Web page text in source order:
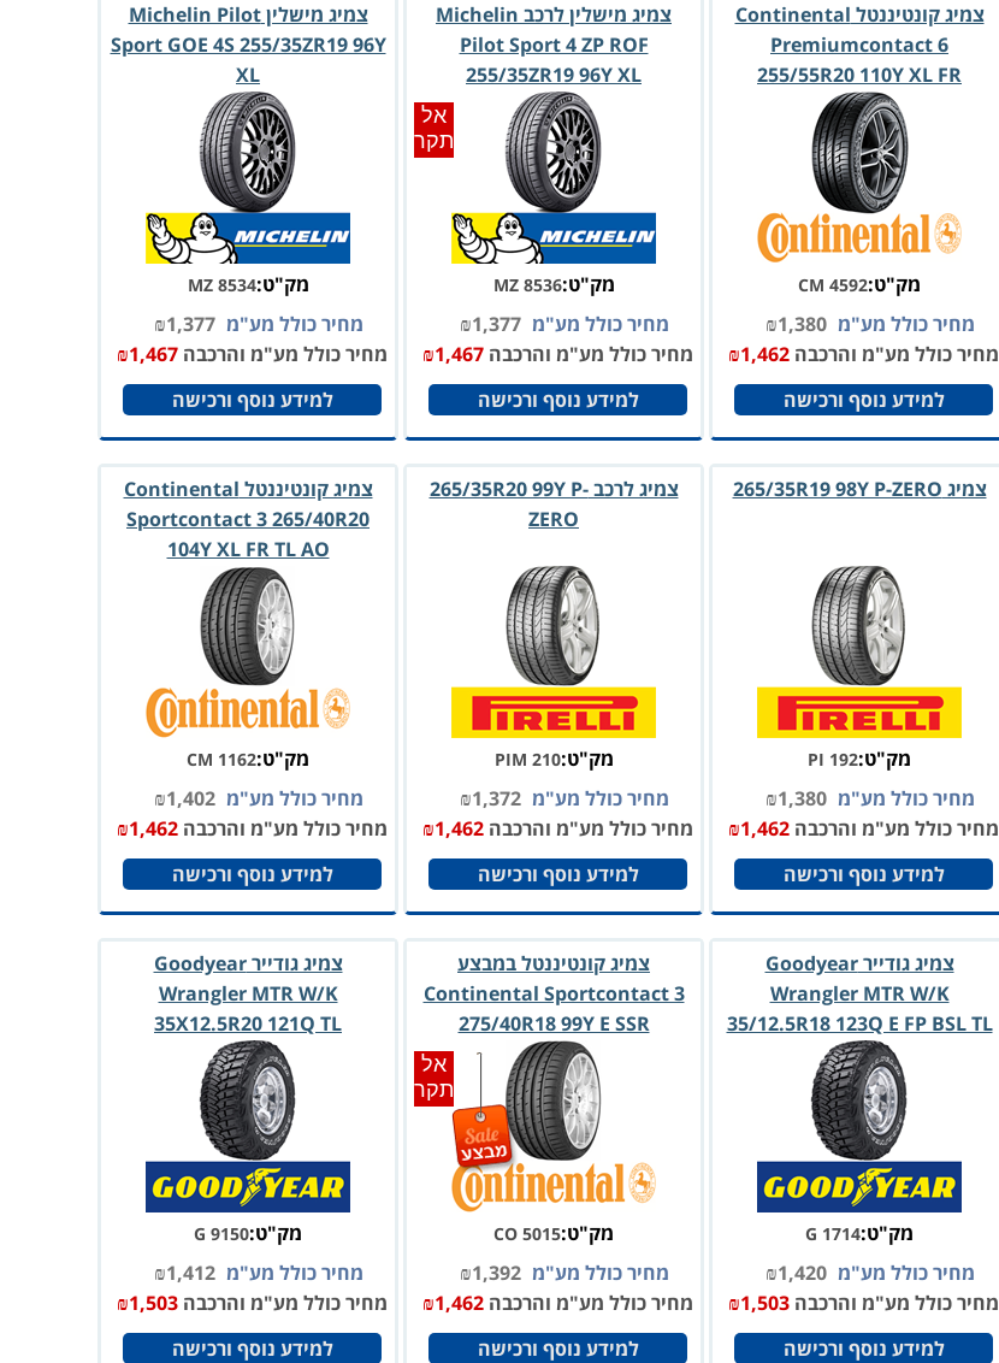
צמיג קונטיננטל Continental
Premiumcontact 6
255/55R20 110Y XL FR
מק"ט:CM 4592
מחיר כולל מע"מ ₪1,380
מחיר כולל מע"מ והרכבה
₪1,462
למידע נוסף ורכישה
צמיג מישלין לרכב Michelin
Pilot Sport 4 ZP ROF
255/35ZR19 96Y XL
אל
תקר
מק"ט:MZ 8536
מחיר כולל מע"מ ₪1,377
מחיר כולל מע"מ והרכבה
₪1,467
למידע נוסף ורכישה
צמיג מישלין Michelin Pilot
Sport GOE 4S 255/35ZR19 96Y
XL
מק"ט:MZ 8534
מחיר כולל מע"מ ₪1,377
מחיר כולל מע"מ והרכבה
₪1,467
למידע נוסף ורכישה
צמיג 265/35R19 98Y P-ZERO
מק"ט:PI 192
מחיר כולל מע"מ ₪1,380
מחיר כולל מע"מ והרכבה
₪1,462
למידע נוסף ורכישה
צמיג לרכב 265/35R20 99Y P-
ZERO
מק"ט:PIM 210
מחיר כולל מע"מ ₪1,372
מחיר כולל מע"מ והרכבה
₪1,462
למידע נוסף ורכישה
צמיג קונטיננטל Continental
Sportcontact 3 265/40R20
104Y XL FR TL AO
מק"ט:CM 1162
מחיר כולל מע"מ ₪1,402
מחיר כולל מע"מ והרכבה
₪1,462
למידע נוסף ורכישה
צמיג גודייר Goodyear
Wrangler MTR W/K
35/12.5R18 123Q E FP BSL TL
מק"ט:G 1714
מחיר כולל מע"מ ₪1,420
מחיר כולל מע"מ והרכבה
₪1,503
למידע נוסף ורכישה
צמיג קונטיננטל במבצע
Continental Sportcontact 3
275/40R18 99Y E SSR
אל
תקר
מק"ט:CO 5015
מחיר כולל מע"מ ₪1,392
מחיר כולל מע"מ והרכבה
₪1,462
למידע נוסף ורכישה
צמיג גודייר Goodyear
Wrangler MTR W/K
35X12.5R20 121Q TL
מק"ט:G 9150
מחיר כולל מע"מ ₪1,412
מחיר כולל מע"מ והרכבה
₪1,503
למידע נוסף ורכישה